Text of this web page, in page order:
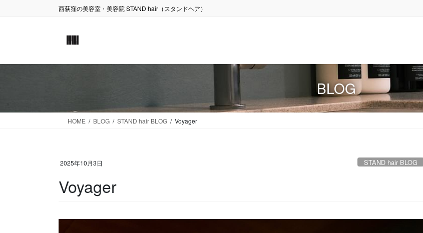
に
ョ
動
西荻窪の美容室・美容院 STAND hair（スタンドヘア）
BLOG
HOME BLOG STAND hair BLOG Voyager
2025年10月3日 STAND hair BLOG
Voyager